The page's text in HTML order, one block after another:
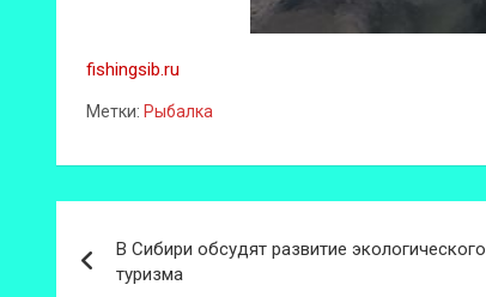
fishingsib.ru
Метки: Рыбалка
по
В Сибири обсудят развитие экологического
туризма